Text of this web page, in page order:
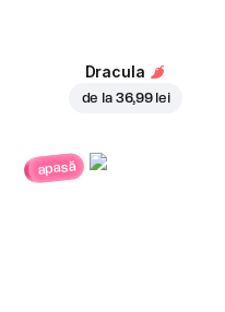
Dracula
de la 36,99 lei
apasă